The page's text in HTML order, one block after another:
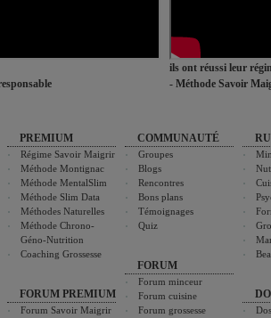
ils ont réussi leur
- Méthode Savoir
PREMIUM
Régime Savoir Maigrir
Méthode Montignac
Méthode MentalSlim
Méthode Slim Data
Méthodes Naturelles
Méthode Chrono-
Géno-Nutrition
Coaching Grossesse
FORUM PREMIUM
Forum Savoir Maigrir
COMMUNAUTÉ
Groupes
Blogs
Rencontres
Bons plans
Témoignages
Quiz
FORUM
Forum minceur
Forum cuisine
Forum grossesse